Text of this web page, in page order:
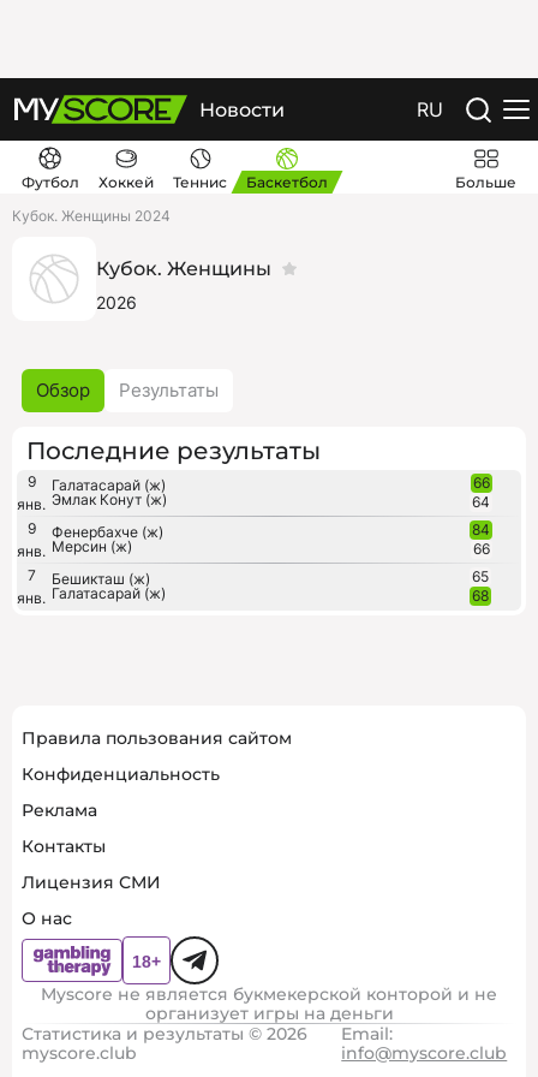
Новости RU
Футбол Хоккей Теннис Баскетбол
Больше
Кубок. Женщины 2024
Кубок. Женщины
2026
Обзор Результаты
Последние результаты
9
янв.
Галатасарай (ж)
Эмлак Конут (ж)
66
64
9
янв.
Фенербахче (ж)
Мерсин (ж)
84
66
7
янв.
Бешикташ (ж)
Галатасарай (ж)
65
68
Правила пользования сайтом
Конфиденциальность
Реклама
Контакты
Лицензия СМИ
О нас
Myscore не является букмекерской конторой и не
организует игры на деньги
Статистика и результаты © 2026
myscore.club
Email:
info@myscore.club